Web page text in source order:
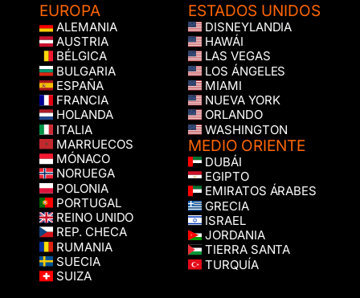
EUROPA
ALEMANIA
AUSTRIA
BÉLGICA
BULGARIA
ESPAÑA
FRANCIA
HOLANDA
ITALIA
MARRUECOS
MÓNACO
NORUEGA
POLONIA
PORTUGAL
REINO UNIDO
REP. CHECA
RUMANIA
SUECIA
SUIZA
ESTADOS UNIDOS
DISNEYLANDIA
HAWÁI
LAS VEGAS
LOS ÁNGELES
MIAMI
NUEVA YORK
ORLANDO
WASHINGTON
MEDIO ORIENTE
DUBÁI
EGIPTO
EMIRATOS ÁRABES
GRECIA
ISRAEL
JORDANIA
TIERRA SANTA
TURQUÍA